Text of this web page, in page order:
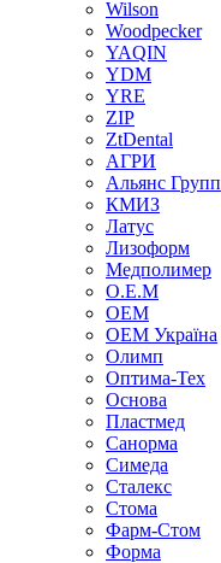
Wilson
Woodpecker
YAQIN
YDM
YRE
ZIP
ZtDental
АГРИ
Альянс Групп
КМИЗ
Латус
Лизоформ
Медполимер
О.Е.М
ОЕМ
ОЕМ Україна
Олимп
Оптима-Тех
Основа
Пластмед
Санорма
Симеда
Сталекс
Стома
Фарм-Стом
Форма